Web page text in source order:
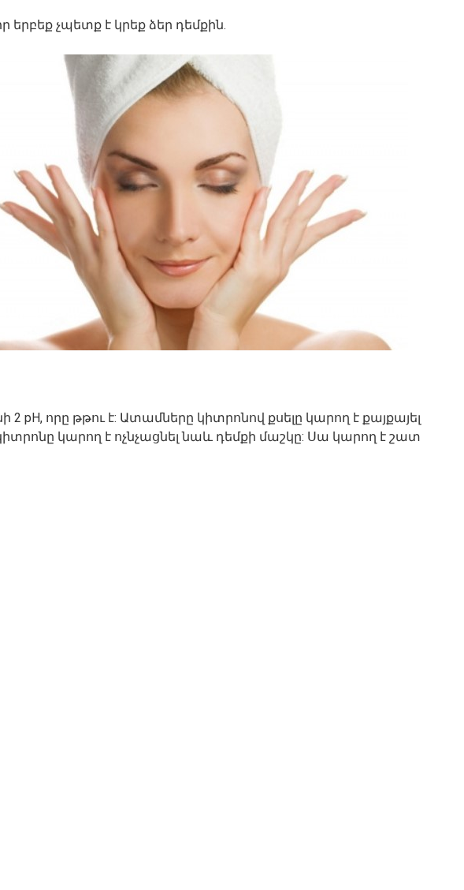
երբեք չպետք է կրեք ձեր դեմքին.
2 pH, որը թթու է: Ատամները կիտրոնով քսելը կարող է քայքայել
կարող է ոչնչացնել նաև դեմքի մաշկը: Սա կարող է շատ